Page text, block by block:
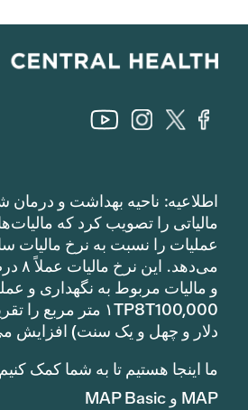
اطلاعیه: ناحیه بهداشت و
مالیاتی را تصویب کرد که
عملیات را نسبت به نرخ مالیات
و مالیات مربوط به نگهداری و
دلار و چهل و یک سنت) افزایش
ما اینجا هستیم تا به شما کمک
MAP و MAP Basic